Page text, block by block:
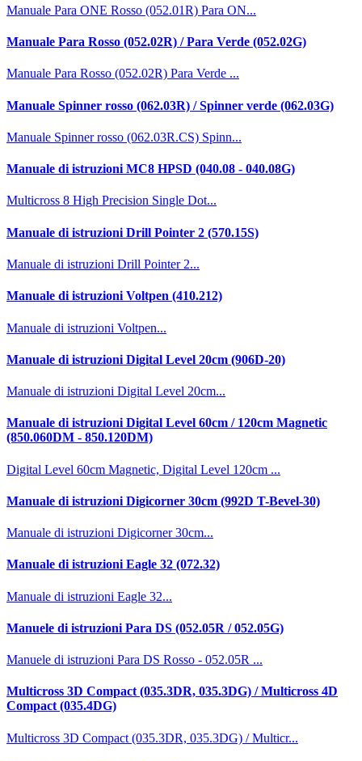
Manuale Para ONE Rosso (052.01R) Para ON...
Manuale Para Rosso (052.02R) / Para Verde (052.02G)
Manuale Para Rosso (052.02R) Para Verde ...
Manuale Spinner rosso (062.03R) / Spinner verde (062.03G)
Manuale Spinner rosso (062.03R.CS) Spinn...
Manuale di istruzioni MC8 HPSD (040.08 - 040.08G)
Multicross 8 High Precision Single Dot...
Manuale di istruzioni Drill Pointer 2 (570.15S)
Manuale di istruzioni Drill Pointer 2...
Manuale di istruzioni Voltpen (410.212)
Manuale di istruzioni Voltpen...
Manuale di istruzioni Digital Level 20cm (906D-20)
Manuale di istruzioni Digital Level 20cm...
Manuale di istruzioni Digital Level 60cm / 120cm Magnetic
(850.060DM - 850.120DM)
Digital Level 60cm Magnetic, Digital Level 120cm ...
Manuale di istruzioni Digicorner 30cm (992D T-Bevel-30)
Manuale di istruzioni Digicorner 30cm...
Manuale di istruzioni Eagle 32 (072.32)
Manuale di istruzioni Eagle 32...
Manuele di istruzioni Para DS (052.05R / 052.05G)
Manuele di istruzioni Para DS Rosso - 052.05R ...
Multicross 3D Compact (035.3DR, 035.3DG) / Multicross 4D
Compact (035.4DG)
Multicross 3D Compact (035.3DR, 035.3DG) / Multicr...